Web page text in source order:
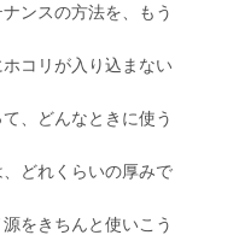
ンスの方法を、もう
コリが入り込まない
、どんなときに使う
どれくらいの厚みで
をきちんと使いこう